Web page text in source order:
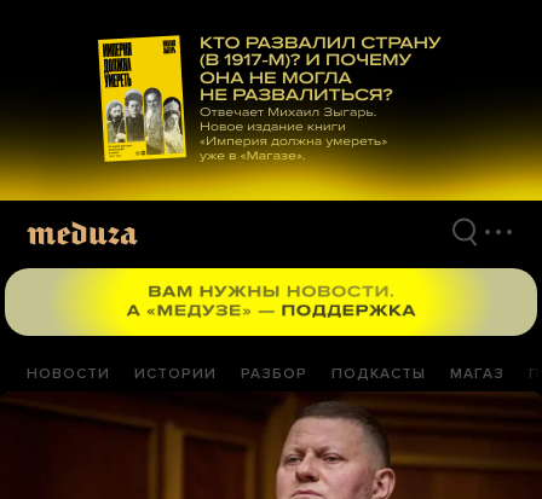
материалам
НОВОСТИ ИСТОРИИ РАЗБОР ПОДКАСТЫ МАГАЗ